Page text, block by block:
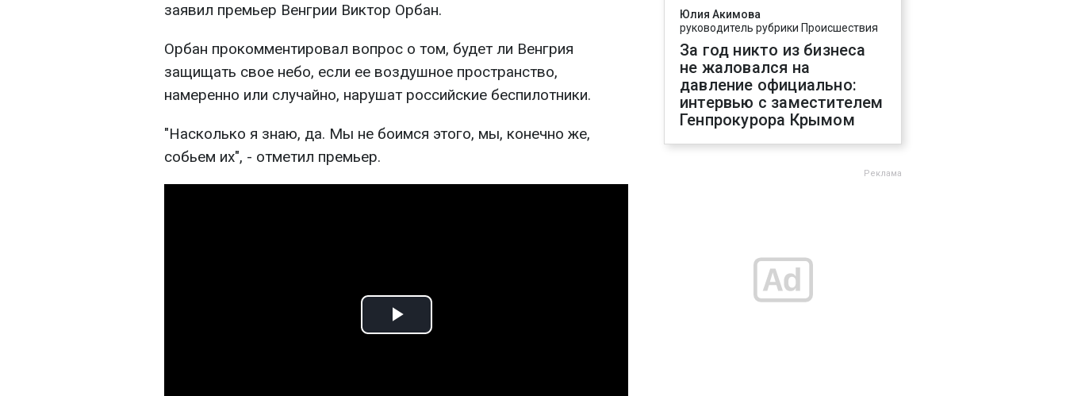
заявил премьер Венгрии Виктор Орбан.
Орбан прокомментировал вопрос о том, будет ли Венгрия
защищать свое небо, если ее воздушное пространство,
намеренно или случайно, нарушат российские беспилотники.
"Насколько я знаю, да. Мы не боимся этого, мы, конечно же,
собьем их", - отметил премьер.
Play
Юлия Акимова
руководитель рубрики Происшествия
За год никто из бизнеса
не жаловался на
давление официально:
интервью с заместителем
Генпрокурора Крымом